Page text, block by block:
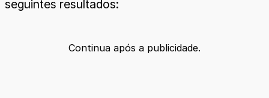
seguintes resultados:
Continua após a publicidade.